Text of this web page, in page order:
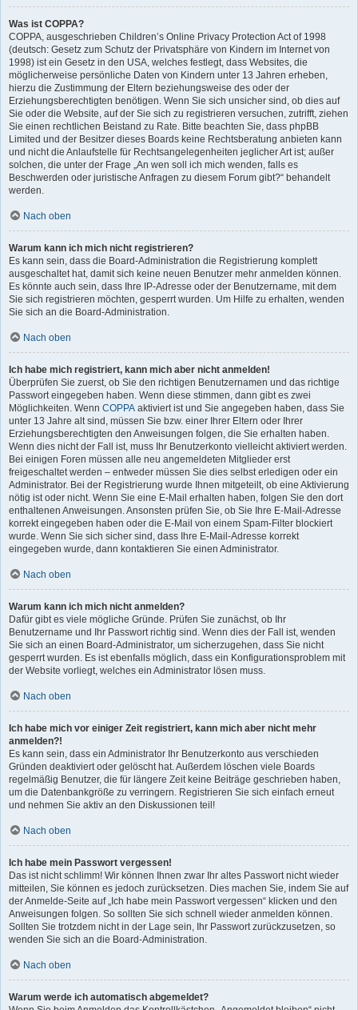
Was ist COPPA?
COPPA, ausgeschrieben Children’s Online Privacy Protection Act of 1998
(deutsch: Gesetz zum Schutz der Privatsphäre von Kindern im Internet von
1998) ist ein Gesetz in den USA, welches festlegt, dass Websites, die
möglicherweise persönliche Daten von Kindern unter 13 Jahren erheben,
hierzu die Zustimmung der Eltern beziehungsweise des oder der
Erziehungsberechtigten benötigen. Wenn Sie sich unsicher sind, ob dies auf
Sie oder die Website, auf der Sie sich zu registrieren versuchen, zutrifft, ziehen
Sie einen rechtlichen Beistand zu Rate. Bitte beachten Sie, dass phpBB
Limited und der Besitzer dieses Boards keine Rechtsberatung anbieten kann
und nicht die Anlaufstelle für Rechtsangelegenheiten jeglicher Art ist; außer
solchen, die unter der Frage „An wen soll ich mich wenden, falls es
Beschwerden oder juristische Anfragen zu diesem Forum gibt?“ behandelt
werden.
Nach oben
Warum kann ich mich nicht registrieren?
Es kann sein, dass die Board-Administration die Registrierung komplett
ausgeschaltet hat, damit sich keine neuen Benutzer mehr anmelden können.
Es könnte auch sein, dass Ihre IP-Adresse oder der Benutzername, mit dem
Sie sich registrieren möchten, gesperrt wurden. Um Hilfe zu erhalten, wenden
Sie sich an die Board-Administration.
Nach oben
Ich habe mich registriert, kann mich aber nicht anmelden!
Überprüfen Sie zuerst, ob Sie den richtigen Benutzernamen und das richtige
Passwort eingegeben haben. Wenn diese stimmen, dann gibt es zwei
Möglichkeiten. Wenn COPPA aktiviert ist und Sie angegeben haben, dass Sie
unter 13 Jahre alt sind, müssen Sie bzw. einer Ihrer Eltern oder Ihrer
Erziehungsberechtigten den Anweisungen folgen, die Sie erhalten haben.
Wenn dies nicht der Fall ist, muss Ihr Benutzerkonto vielleicht aktiviert werden.
Bei einigen Foren müssen alle neu angemeldeten Mitglieder erst
freigeschaltet werden – entweder müssen Sie dies selbst erledigen oder ein
Administrator. Bei der Registrierung wurde Ihnen mitgeteilt, ob eine Aktivierung
nötig ist oder nicht. Wenn Sie eine E-Mail erhalten haben, folgen Sie den dort
enthaltenen Anweisungen. Ansonsten prüfen Sie, ob Sie Ihre E-Mail-Adresse
korrekt eingegeben haben oder die E-Mail von einem Spam-Filter blockiert
wurde. Wenn Sie sich sicher sind, dass Ihre E-Mail-Adresse korrekt
eingegeben wurde, dann kontaktieren Sie einen Administrator.
Nach oben
Warum kann ich mich nicht anmelden?
Dafür gibt es viele mögliche Gründe. Prüfen Sie zunächst, ob Ihr
Benutzername und Ihr Passwort richtig sind. Wenn dies der Fall ist, wenden
Sie sich an einen Board-Administrator, um sicherzugehen, dass Sie nicht
gesperrt wurden. Es ist ebenfalls möglich, dass ein Konfigurationsproblem mit
der Website vorliegt, welches ein Administrator lösen muss.
Nach oben
Ich habe mich vor einiger Zeit registriert, kann mich aber nicht mehr
anmelden?!
Es kann sein, dass ein Administrator Ihr Benutzerkonto aus verschieden
Gründen deaktiviert oder gelöscht hat. Außerdem löschen viele Boards
regelmäßig Benutzer, die für längere Zeit keine Beiträge geschrieben haben,
um die Datenbankgröße zu verringern. Registrieren Sie sich einfach erneut
und nehmen Sie aktiv an den Diskussionen teil!
Nach oben
Ich habe mein Passwort vergessen!
Das ist nicht schlimm! Wir können Ihnen zwar Ihr altes Passwort nicht wieder
mitteilen, Sie können es jedoch zurücksetzen. Dies machen Sie, indem Sie auf
der Anmelde-Seite auf „Ich habe mein Passwort vergessen“ klicken und den
Anweisungen folgen. So sollten Sie sich schnell wieder anmelden können.
Sollten Sie trotzdem nicht in der Lage sein, Ihr Passwort zurückzusetzen, so
wenden Sie sich an die Board-Administration.
Nach oben
Warum werde ich automatisch abgemeldet?